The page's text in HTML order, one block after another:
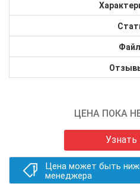
ЦЕНА ПОКА
Узнать
Цена может быть
менеджера